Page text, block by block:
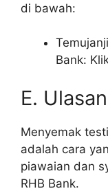
di bawah:
Bank:
E.
Menyemak
adalah cara
piawaian dan
RHB Bank.